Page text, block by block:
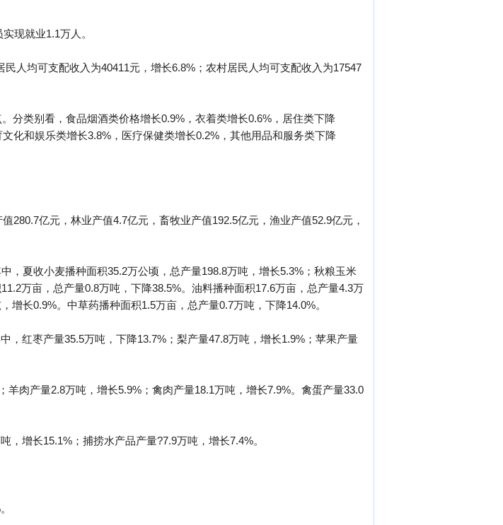
现就业1.1万人。
人均可支配收入为40411元，增长6.8%；农村居民人均可支配收入为17547
分类别看，食品烟酒类价格增长0.9%，衣着类增长0.6%，居住类下降
化和娱乐类增长3.8%，医疗保健类增长0.2%，其他用品和服务类下降
280.7亿元，林业产值4.7亿元，畜牧业产值192.5亿元，渔业产值52.9亿元，
，夏收小麦播种面积35.2万公顷，总产量198.8万吨，增长5.3%；秋粮玉米
万亩，总产量0.8万吨，下降38.5%。油料播种面积17.6万亩，总产量4.3万
长0.9%。中草药播种面积1.5万亩，总产量0.7万吨，下降14.0%。
，红枣产量35.5万吨，下降13.7%；梨产量47.8万吨，增长1.9%；苹果产量
肉产量2.8万吨，增长5.9%；禽肉产量18.1万吨，增长7.9%。禽蛋产量33.0
增长15.1%；捕捞水产品产量?7.9万吨，增长7.4%。